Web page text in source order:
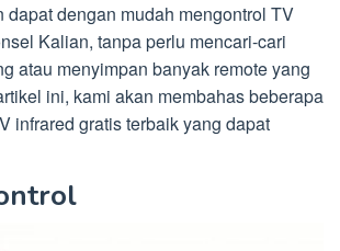
dapat dengan mudah mengontrol TV
Kalian, tanpa perlu mencari-cari
atau menyimpan banyak remote yang
ini, kami akan membahas beberapa
infrared gratis terbaik yang dapat